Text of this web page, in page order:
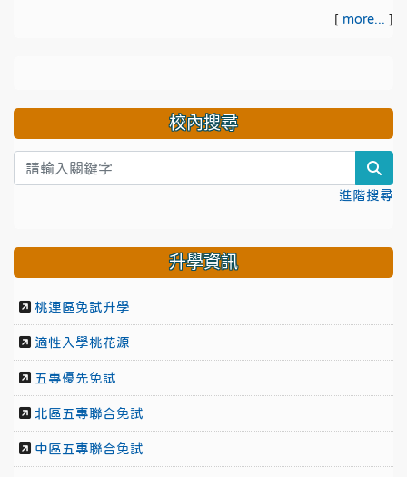
[ more... ]
校內搜尋
進階搜尋
升學資訊
桃連區免試升學
適性入學桃花源
五專優先免試
北區五專聯合免試
中區五專聯合免試